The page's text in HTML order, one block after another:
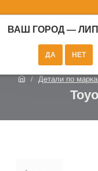
ВАШ ГОРОД —
Детали по